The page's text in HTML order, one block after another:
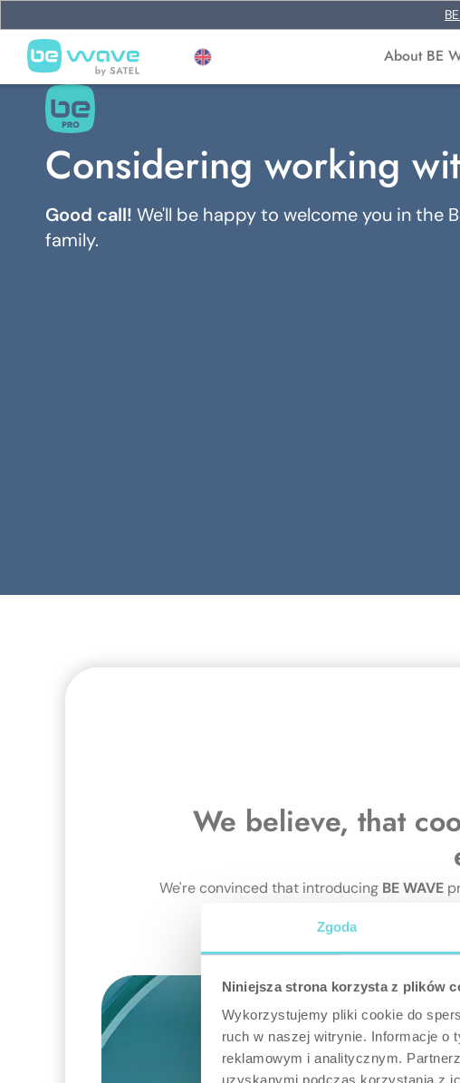
Zgoda
Niniejsza strona korzysta z plików
Wykorzystujemy pliki cookie do
ruch w naszej witrynie. Informacje o
reklamowym i analitycznym.
uzyskanymi podczas korzystania z
About BE
Considering working
Good call! We'll be happy to welcome you in the
family.
We believe, that
We're convinced that introducing BE WAVE